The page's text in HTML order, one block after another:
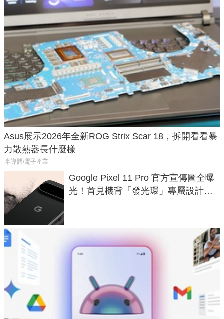
Asus展示2026年全新ROG Strix Scar 18，拆開看看暴
力散熱器長什麼樣
半導體/電子產業
Google Pixel 11 Pro 官方宣傳圖全曝
光！首見機背「發光環」專屬設計、